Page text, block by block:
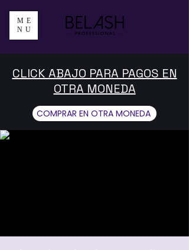
ME
NU
CLICK ABAJO PARA PAGOS EN
OTRA MONEDA
COMPRAR EN OTRA MONEDA